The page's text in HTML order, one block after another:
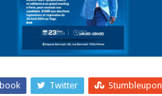
Twitter Stumbleupon